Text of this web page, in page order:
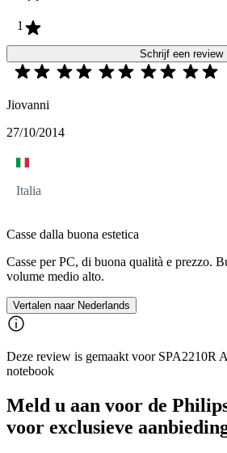
1
Schrijf een review
Jiovanni
27/10/2014
Italia
Casse dalla buona estetica
Casse per PC, di buona qualità e prezzo.
volume medio alto.
Vertalen naar Nederlands
Deze review is gemaakt voor SPA2210R
notebook
Meld u aan voor de
voor exclusieve